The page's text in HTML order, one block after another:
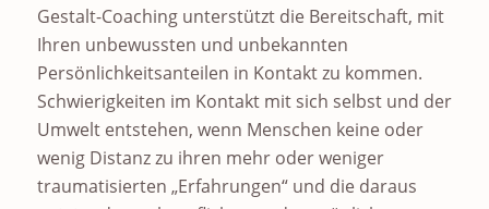
Gestalt-Coaching unterstützt die Bereitschaft, mit
Ihren unbewussten und unbekannten
Persönlichkeitsanteilen in Kontakt zu kommen.
Schwierigkeiten im Kontakt mit sich selbst und der
Umwelt entstehen, wenn Menschen keine oder
wenig Distanz zu ihren mehr oder weniger
traumatisierten „Erfahrungen“ und die daraus